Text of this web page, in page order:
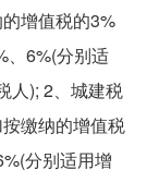
增值税的3%
、6%(分别适
人); 2、城建税
缴纳的增值税
分别适用增